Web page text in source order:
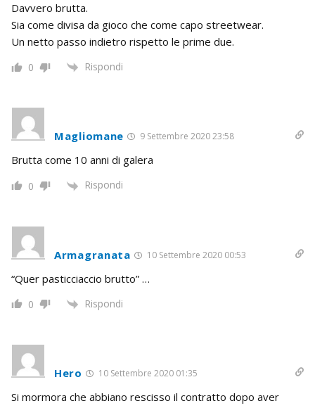
Davvero brutta.
Sia come divisa da gioco che come capo streetwear.
Un netto passo indietro rispetto le prime due.
0 Rispondi
Magliomane 9 Settembre 2020 23:58
Brutta come 10 anni di galera
0 Rispondi
Armagranata 10 Settembre 2020 00:53
“Quer pasticciaccio brutto” …
0 Rispondi
Hero 10 Settembre 2020 01:35
Si mormora che abbiano rescisso il contratto dopo aver